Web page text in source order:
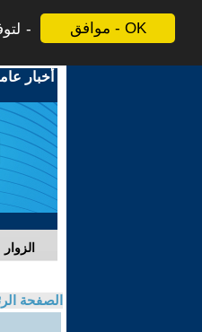
موافق - OK
أخبار
الزوار
الصفحة